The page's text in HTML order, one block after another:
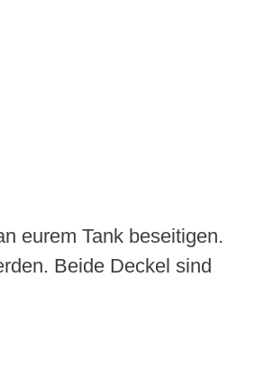
eurem Tank beseitigen.
Beide Deckel sind